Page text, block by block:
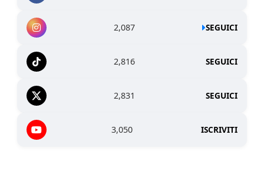
2,087 SEGUICI
2,816 SEGUICI
2,831 SEGUICI
3,050 ISCRIVITI